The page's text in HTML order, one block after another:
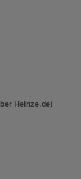
Heinze.de)